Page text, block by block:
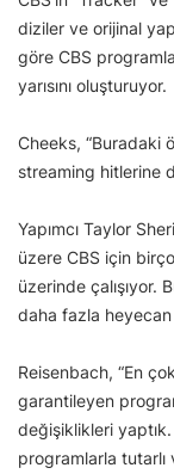
diziler ve orijinal
göre CBS
yarısını oluşturuyor.
Cheeks, “Buradaki
streaming hitlerine
Yapımcı Taylor
üzere CBS için
üzerinde çalışıyor.
daha fazla heyecan
Reisenbach, “En
garantileyen
değişiklikleri
programlarla tutarlı